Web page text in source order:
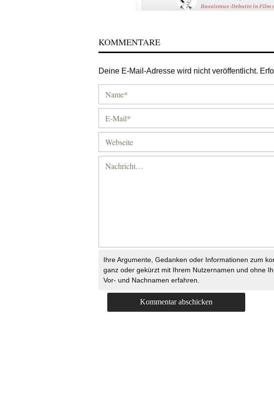
KOMMENTARE
Deine E-Mail-Adresse wird nicht veröffentlicht.
Ihre Argumente, Gedanken oder Informationen zum
ganz oder gekürzt mit Ihrem Nutzernamen und ohne
Vor- und Nachnamen erfahren.